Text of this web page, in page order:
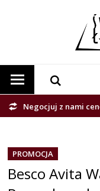
Negocjuj z nami
PROMOCJA
Besco Avita